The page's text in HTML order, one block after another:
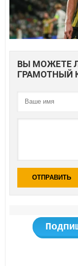
ВЫ МОЖЕТЕ
ГРАМОТНЫЙ
ОТПРАВИТЬ